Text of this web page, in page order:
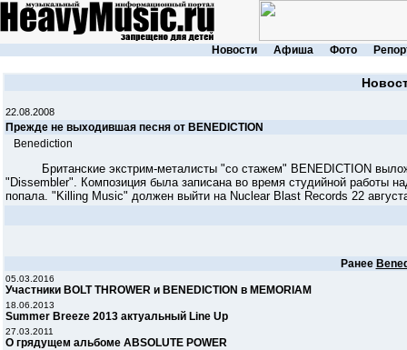
Новости Афиша Фото
22.08.2008
Прежде не выходившая песня от BENEDICTION
Benediction
Британские экстрим-металисты "со стажем" BENEDICTION
"Dissembler". Композиция была записана во время студийной работы
попала. "Killing Music" должен выйти на Nuclear Blast Records 22
Ранее
05.03.2016
Участники BOLT THROWER и BENEDICTION в MEMORIAM
18.06.2013
Summer Breeze 2013 актуальный Line Up
27.03.2011
О грядущем альбоме ABSOLUTE POWER